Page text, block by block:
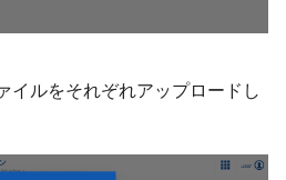
イルをそれぞれアップロードし